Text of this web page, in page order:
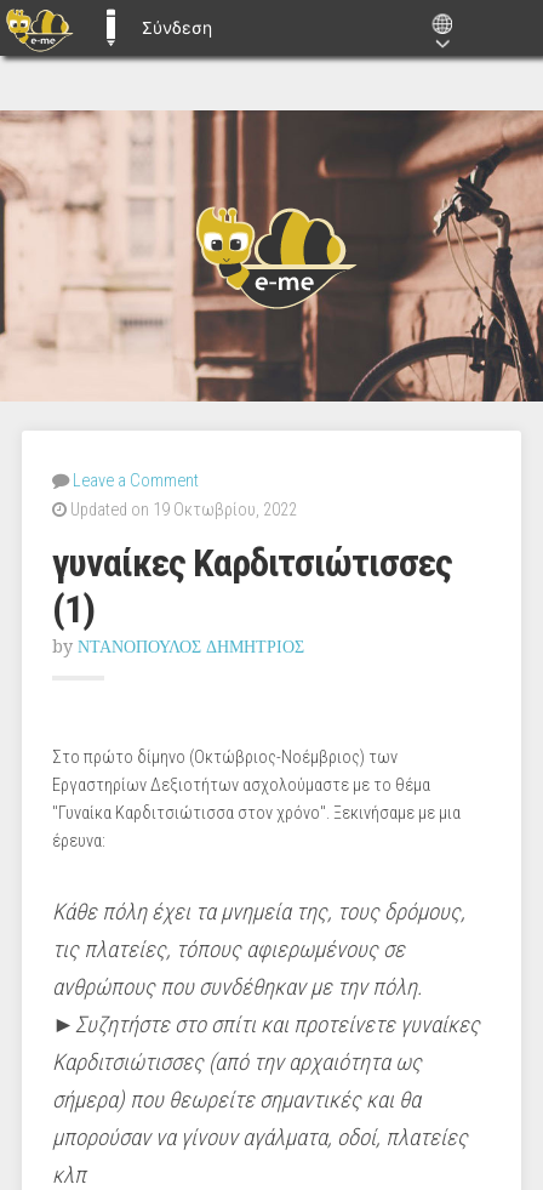
E-ME BLOGS
Σύνδεση
Leave a Comment
Updated on 19 Οκτωβρίου, 2022
γυναίκες Καρδιτσιώτισσες
(1)
by ΝΤΑΝΟΠΟΥΛΟΣ ΔΗΜΗΤΡΙΟΣ
Στο πρώτο δίμηνο (Οκτώβριος-Νοέμβριος) των
Εργαστηρίων Δεξιοτήτων ασχολούμαστε με το θέμα
"Γυναίκα Καρδιτσιώτισσα στον χρόνο". Ξεκινήσαμε με μια
έρευνα:
Κάθε πόλη έχει τα μνημεία της, τους δρόμους,
τις πλατείες, τόπους αφιερωμένους σε
ανθρώπους που συνδέθηκαν με την πόλη.
►Συζητήστε στο σπίτι και προτείνετε γυναίκες
Καρδιτσιώτισσες (από την αρχαιότητα ως
σήμερα) που θεωρείτε σημαντικές και θα
μπορούσαν να γίνουν αγάλματα, οδοί, πλατείες
κλπ